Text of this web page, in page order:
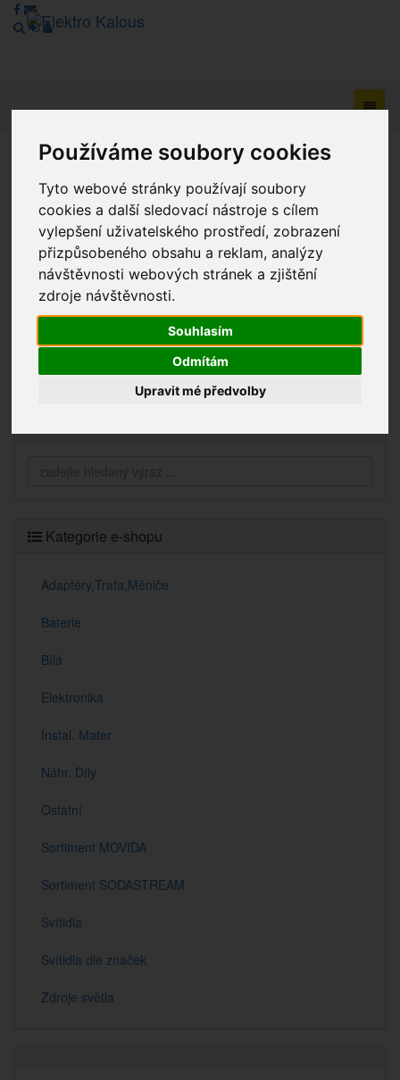
Používáme soubory cookies
Tyto webové stránky používají soubory
cookies a další sledovací nástroje s cílem
vylepšení uživatelského prostředí, zobrazení
přizpůsobeného obsahu a reklam, analýzy
návštěvnosti webových stránek a zjištění
zdroje návštěvnosti.
Souhlasím
Odmítám
Upravit mé předvolby
režimu Katalogu. Objednávky on-line nyní nelze vyřídit.
Děkujeme za pochopení.
Výprodej
Novinky
Kategorie e-shopu
Adaptéry,Trafa,Měniče
Baterie
Bílá
Elektronika
Instal. Mater
Náhr. Díly
Ostatní
Sortiment MOVIDA
Sortiment SODASTREAM
Svítidla
Svítidla dle značek
Zdroje světla